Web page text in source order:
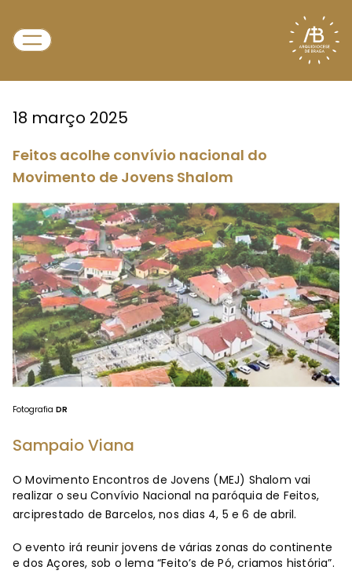
18 março 2025
Feitos acolhe convívio nacional do
Movimento de Jovens Shalom
Fotografia DR
Sampaio Viana
O Movimento Encontros de Jovens (MEJ) Shalom vai
realizar o seu Convívio Nacional na paróquia de Feitos,
arciprestado de Barcelos, nos dias 4, 5 e 6 de abril.
O evento irá reunir jovens de várias zonas do continente
e dos Açores, sob o lema “Feito’s de Pó, criamos história”.